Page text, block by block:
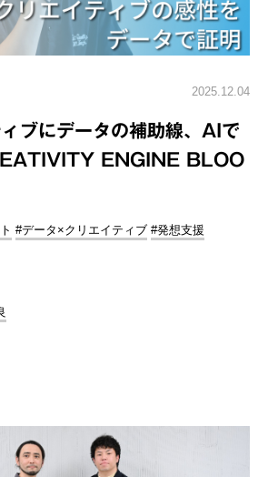
2025.12.04
ブにデータの補助線、AIで
ENGINE BLOO
#データ×クリエイティブ #発想支援